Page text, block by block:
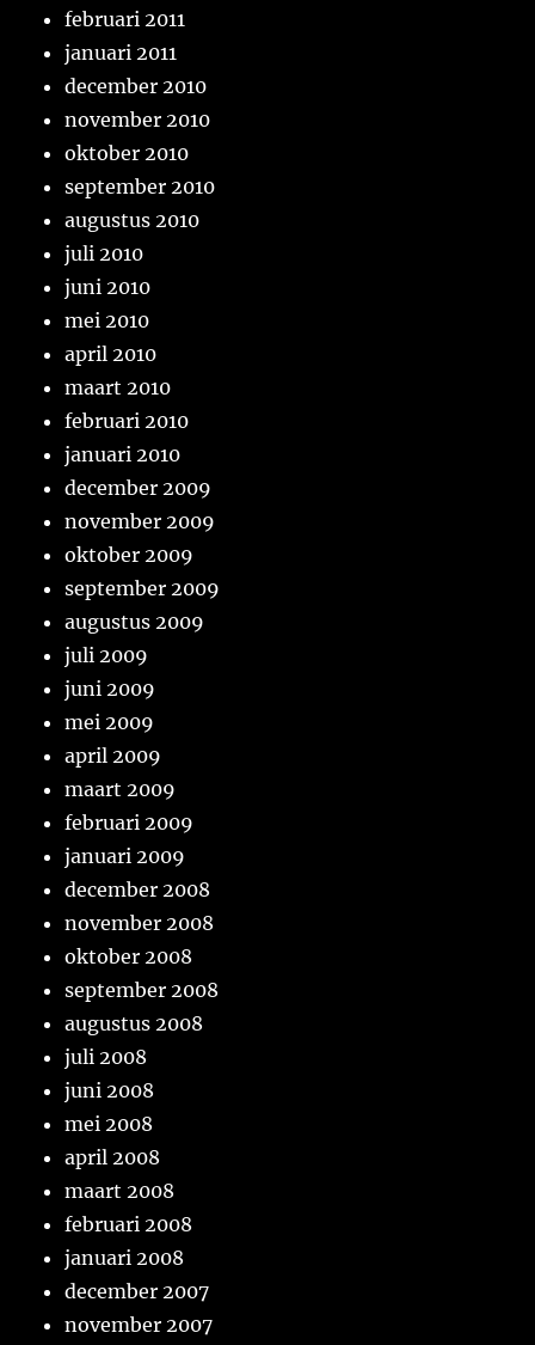
februari 2011
januari 2011
december 2010
november 2010
oktober 2010
september 2010
augustus 2010
juli 2010
juni 2010
mei 2010
april 2010
maart 2010
februari 2010
januari 2010
december 2009
november 2009
oktober 2009
september 2009
augustus 2009
juli 2009
juni 2009
mei 2009
april 2009
maart 2009
februari 2009
januari 2009
december 2008
november 2008
oktober 2008
september 2008
augustus 2008
juli 2008
juni 2008
mei 2008
april 2008
maart 2008
februari 2008
januari 2008
december 2007
november 2007